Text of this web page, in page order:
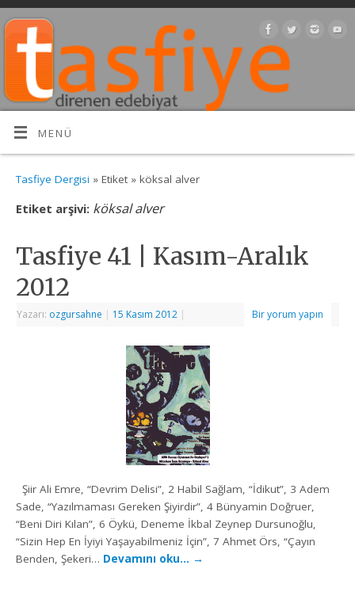
MENÜ
Tasfiye Dergisi » Etiket » köksal alver
Etiket arşivi: köksal alver
Tasfiye 41 | Kasım-Aralık
2012
Yazarı: ozgursahne | 15 Kasım 2012 | Bir yorum yapın
Şiir Ali Emre, “Devrim Delisi”, 2 Habil Sağlam, “İdikut”, 3 Adem
Sade, “Yazılmaması Gereken Şiyirdir”, 4 Bünyamin Doğruer,
“Beni Diri Kılan”, 6 Öykü, Deneme İkbal Zeynep Dursunoğlu,
“Sizin Hep En İyiyi Yaşayabilmeniz İçin”, 7 Ahmet Örs, “Çayın
Benden, Şekeri… Devamını oku… →